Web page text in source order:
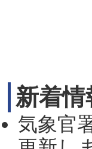
新着情
気象官